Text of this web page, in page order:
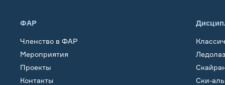
ФАР
Членство в ФАР
Мероприятия
Проекты
Контакты
Ски-